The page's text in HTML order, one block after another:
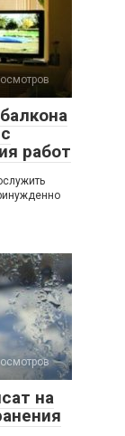
работ
на